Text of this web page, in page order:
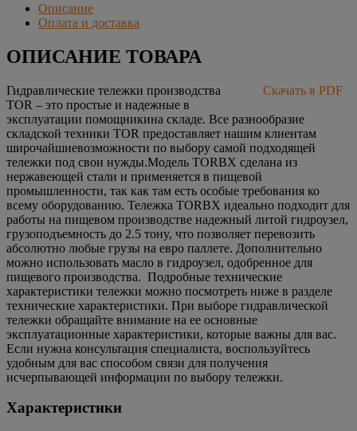
Описание
Оплата и доставка
ОПИСАНИЕ ТОВАРА
Скачать в PDF
Гидравлические тележки производства
TOR – это простые и надежные в
эксплуатации помощникина складе. Все разнообразие
складской техники TOR предоставляет нашим клиентам
широчайшиевозможности по выбору самой подходящей
тележки под свои нужды.Модель TORBX сделана из
нержавеющей стали и применяется в пищевой
промышленности, так как там есть особые требования ко
всему оборудованию. Тележка TORBX идеально подходит для
работы на пищевом производстве надежный литой гидроузел,
грузоподъемность до 2.5 тонy, что позволяет перевозить
абсолютно любые грузы на евро паллете. Дополнительно
можно использовать масло в гидроузел, одобренное для
пищевого производства. Подробные технические
характеристики тележки можно посмотреть ниже в разделе
технические характеристики. При выборе гидравлической
тележки обращайте внимание на ее основные
эксплуатационные характеристики, которые важны для вас.
Если нужна консультация специалиста, воспользуйтесь
удобным для вас способом связи для получения
исчерпывающей информации по выбору тележки.
Характеристики